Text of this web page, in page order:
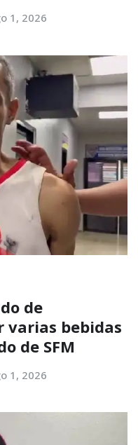
1, 2026
de
bebidas
de SFM
1, 2026